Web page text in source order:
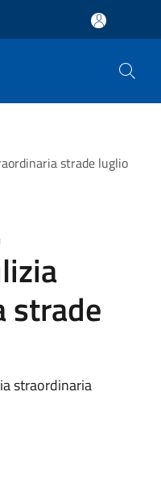
strade luglio
strade
straordinaria